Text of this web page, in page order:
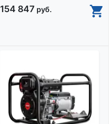
154 847 руб.